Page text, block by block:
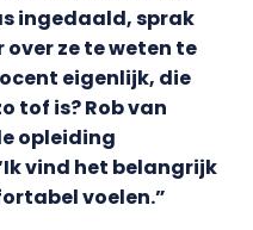
ingedaald, sprak
ze te weten te
eigenlijk, die
tof is? Rob van
opleiding
vind het belangrijk
voelen.”